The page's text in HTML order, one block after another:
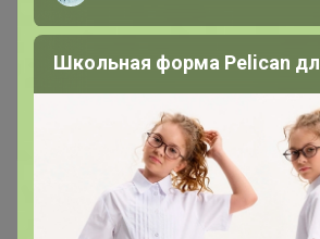
376р
ТЕГРАЛ
д/
Школьная форма Pelican